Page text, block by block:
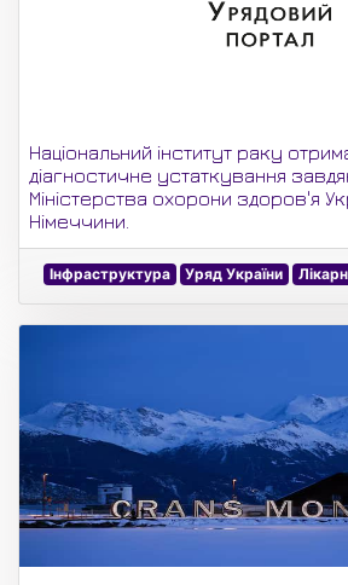
Національний інститут раку
діагностичне устаткування
Міністерства охорони здоров'я
Німеччини.
Інфраструктура Уряд України